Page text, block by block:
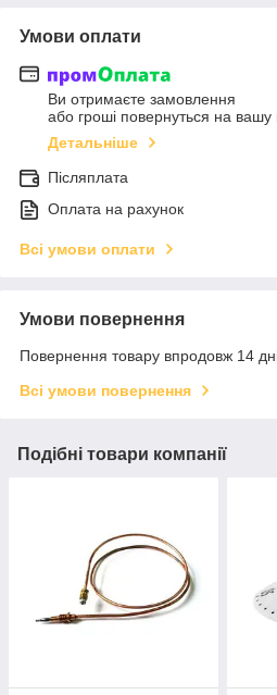
Умови оплати
Ви отримаєте замовлення
або гроші повернуться на вашу
Детальніше
Післяплата
Оплата на рахунок
Всі умови оплати
Умови повернення
Повернення товару впродовж 14
Всі умови повернення
Подібні товари компанії